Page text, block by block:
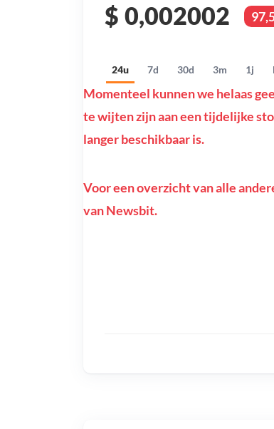
$ 0,002002
24u 7d 30d 3m 1j
Momenteel kunnen we helaas
te wijten zijn aan een tijdelijke
langer beschikbaar is.
Voor een overzicht van alle
van Newsbit.